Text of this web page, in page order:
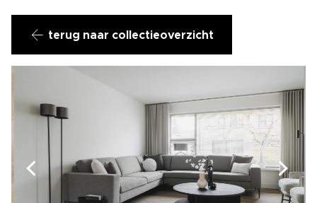
terug naar collectieoverzicht